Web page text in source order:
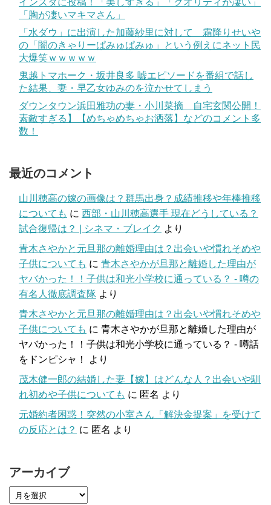
インスタに投稿！「美しすぎる」「クオリティが凄い」
「胸が凄いマキマさん」
「水ダウ」に出演した加藤紗里に対して 霜降りせいや
の「闇のきゃりーぱみゅぱみゅ」という例えにネット民
大爆笑ｗｗｗｗｗ
鬼越トマホーク・坂井良多 嘘エピソードを番組で話し
た結果、妻・早乙女ゆみのを泣かせてしまう
ダウンタウン浜田雅功の妻・小川菜摘 自宅玄関公開！
素敵すぎる】【めちゃめちゃお洒落】などのコメント多
数！
最近のコメント
山川穂高の嫁の画像は？群馬出身？成績推移や年棒推移
についても に 西部・山川穂高選手 現在どうしている？
試合復帰は？ | シネマ・ブレイク より
青木さやかと元旦那の離婚理由は？出会いや慣れそめや
子供についても に 青木さやかが旦那と離婚した理由が
ヤバかった！！子供は和光小学校に通っている？ - 噂の
有名人徹底調査隊 より
青木さやかと元旦那の離婚理由は？出会いや慣れそめや
子供についても に 青木さやかが旦那と離婚した理由が
ヤバかった！！子供は和光小学校に通っている？ - 噂話
をドンピシャ！
より
茂木健一郎の結婚した妻【嫁】はどんな人？出会いや馴
れ初めや子供についても に 匿名 より
元婚約者困惑！突然の小室さん「解決金提案」を受けて
の反応とは？ に 匿名 より
アーカイブ